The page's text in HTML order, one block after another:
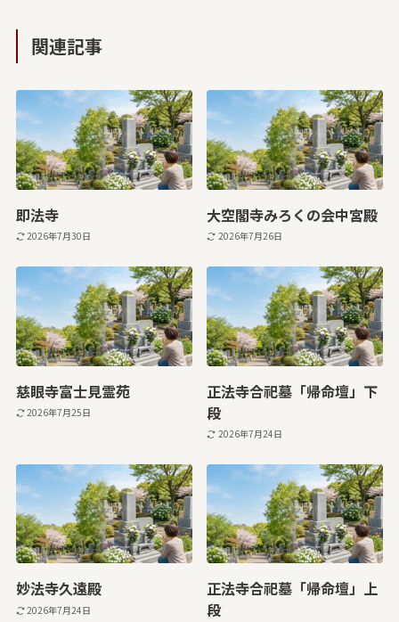
関連記事
即法寺
2026年7月30日
大空閣寺みろくの会中宮殿
2026年7月26日
慈眼寺富士見霊苑
2026年7月25日
正法寺合祀墓「帰命壇」下
段
2026年7月24日
妙法寺久遠殿
2026年7月24日
正法寺合祀墓「帰命壇」上
段